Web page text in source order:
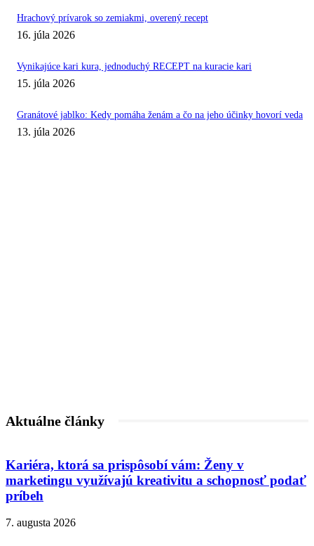
Hrachový prívarok so zemiakmi, overený recept
16. júla 2026
Vynikajúce kari kura, jednoduchý RECEPT na kuracie kari
15. júla 2026
Granátové jablko: Kedy pomáha ženám a čo na jeho účinky hovorí veda
13. júla 2026
Aktuálne články
Kariéra, ktorá sa prispôsobí vám: Ženy v
marketingu využívajú kreativitu a schopnosť podať
príbeh
7. augusta 2026